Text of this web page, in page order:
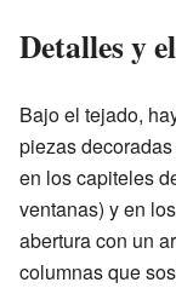
Detalles y
Bajo el tejado,
piezas
en los capiteles
ventanas) y en
abertura con un
columnas que